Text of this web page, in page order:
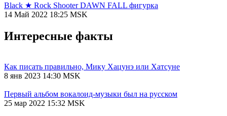
Black ★ Rock Shooter DAWN FALL фигурка
14 Май 2022 18:25 MSK
Интересные факты
Как писать правильно, Мику Хацунэ или Хатсуне
8 янв 2023 14:30 MSK
Первый альбом вокалоид-музыки был на русском
25 мар 2022 15:32 MSK